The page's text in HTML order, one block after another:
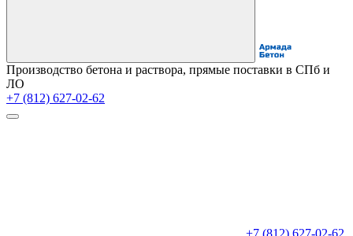
Производство бетона и раствора, прямые поставки в СПб и
ЛО
+7 (812) 627-02-62
+7 (812) 627-02-62